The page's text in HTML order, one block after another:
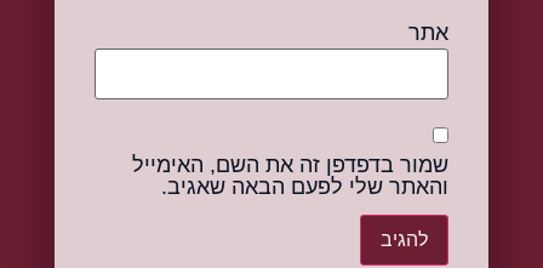
אתר
שמור בדפדפן זה את השם, האימייל
והאתר שלי לפעם הבאה שאגיב.